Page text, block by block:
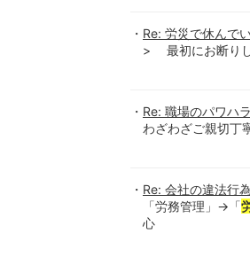
Re: 労災で休んで
> 最初にお断りし
Re: 職場のパワハ
わざわざご親切丁
Re: 会社の違法行
「労務管理」→「
心